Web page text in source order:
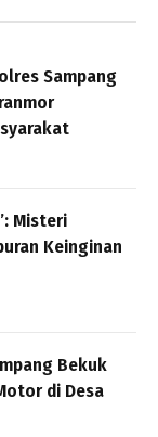
Sampang
Misteri
Keinginan
Bekuk
di Desa